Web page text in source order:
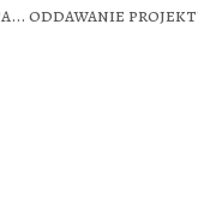
oddawanie